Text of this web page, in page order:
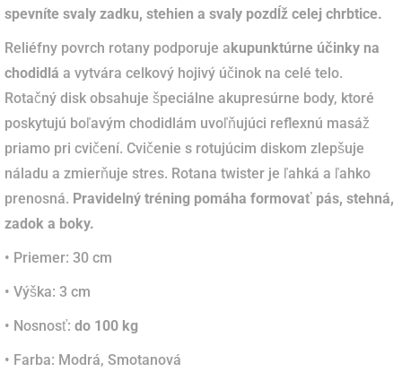
spevníte svaly zadku, stehien a svaly pozdĺž celej chrbtice.
Reliéfny povrch rotany podporuje akupunktúrne účinky na
chodidlá a vytvára celkový hojivý účinok na celé telo.
Rotačný disk obsahuje špeciálne akupresúrne body, ktoré
poskytujú boľavým chodidlám uvoľňujúci reflexnú masáž
priamo pri cvičení. Cvičenie s rotujúcim diskom zlepšuje
náladu a zmierňuje stres. Rotana twister je ľahká a ľahko
prenosná. Pravidelný tréning pomáha formovať pás, stehná,
zadok a boky.
• Priemer: 30 cm
• Výška: 3 cm
• Nosnosť: do 100 kg
• Farba: Modrá, Smotanová